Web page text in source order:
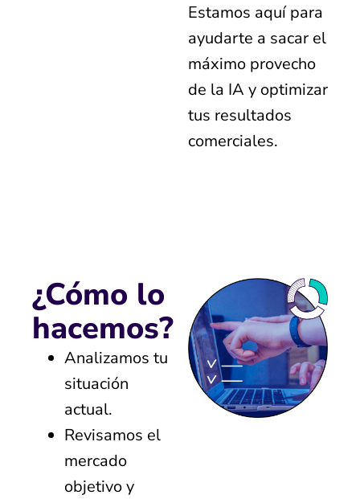
Estamos aquí para
ayudarte a sacar el
máximo provecho
de la IA y optimizar
tus resultados
comerciales.
¿Cómo lo
hacemos?
Analizamos tu
situación
actual.
Revisamos el
mercado
objetivo y